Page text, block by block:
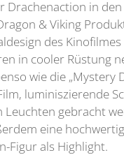
Drachenaction in
& Viking
des
in cooler Rüstung
wie die
luminiszierende
Leuchten gebracht
eine
Figur als Highlight.